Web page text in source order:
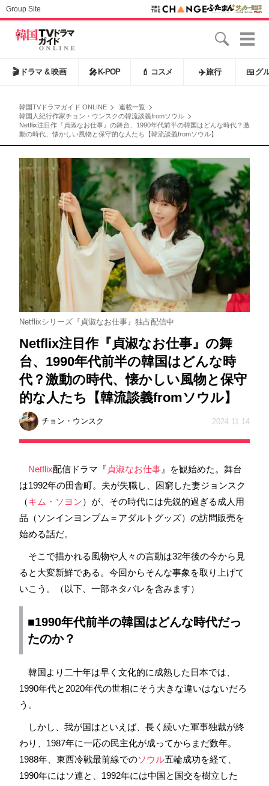
Group Site
🎬 ドラマ & 映画 🎤 K-POP 💄 コスメ ✈️旅行 🍱 グ
韓国TVドラマガイド ONLINE
連載一覧
韓国人紀行作家チョン・ウンスクの韓流談義fromソウル
Netflix注目作『貞淑なお仕事』の舞台、1990年代前半の韓国はどんな時代？激
動の時代、懐かしい風物と保守的な人たち【韓流談義fromソウル】
Netflixシリーズ『貞淑なお仕事』独占配信中
Netflix注目作『貞淑なお仕事』の舞
台、1990年代前半の韓国はどんな時
代？激動の時代、懐かしい風物と保守
的な人たち【韓流談義fromソウル】
チョン・ウンスク 2024.11.14
Netflix配信ドラマ『 貞淑なお仕事 』を観始めた。舞台
は1992年の田舎町。夫が失職し、困窮した妻ジョンスク
（キム・ソヨン）が、その時代には先鋭的過ぎる成人用
品（ソンインヨンプム＝アダルトグッズ）の訪問販売を
始める話だ。
そこで描かれる風物や人々の言動は32年後の今から見
ると大変新鮮である。今回からそんな事象を取り上げて
いこう。（以下、一部ネタバレを含みます）
■1990年代前半の韓国はどんな時代だっ
たのか？
韓国より二十年は早く文化的に成熟した日本では、
1990年代と2020年代の世相にそう大きな違いはないだろ
う。
しかし、我が国はといえば、長く続いた軍事独裁が終
わり、1987年に一応の民主化が成ってからまだ数年。
1988年、東西冷戦最前線でのソウル五輪成功を経て、
1990年にはソ連と、1992年には中国と国交を樹立した